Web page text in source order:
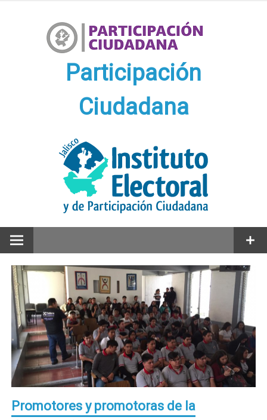
Participación
Ciudadana
Promotores y promotoras de la